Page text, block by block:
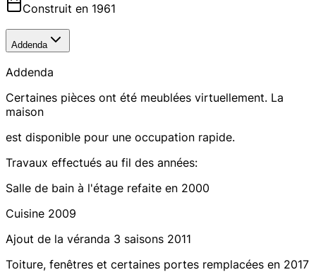
Construit en 1961
Addenda
Addenda
Certaines pièces ont été meublées virtuellement. La
maison
est disponible pour une occupation rapide.
Travaux effectués au fil des années:
Salle de bain à l'étage refaite en 2000
Cuisine 2009
Ajout de la véranda 3 saisons 2011
Toiture, fenêtres et certaines portes remplacées en 2017